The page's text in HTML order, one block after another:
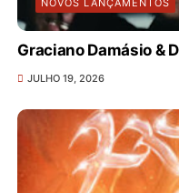
NOVOS LANÇAMENTOS
Graciano Damásio &
JULHO 19, 2026